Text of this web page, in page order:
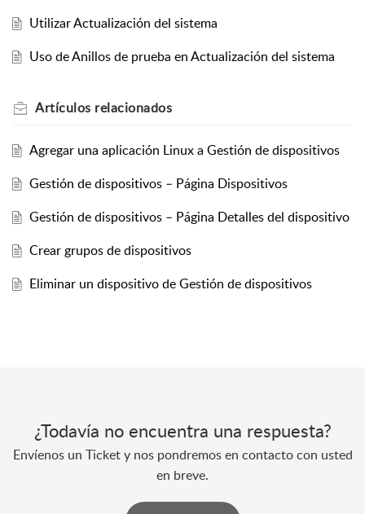
Utilizar Actualización del sistema
Uso de Anillos de prueba en Actualización del sistema
Artículos relacionados
Agregar una aplicación Linux a Gestión de dispositivos
Gestión de dispositivos – Página Dispositivos
Gestión de dispositivos – Página Detalles del dispositivo
Crear grupos de dispositivos
Eliminar un dispositivo de Gestión de dispositivos
¿Todavía no encuentra una respuesta?
Envíenos un Ticket y nos pondremos en contacto con usted
en breve.